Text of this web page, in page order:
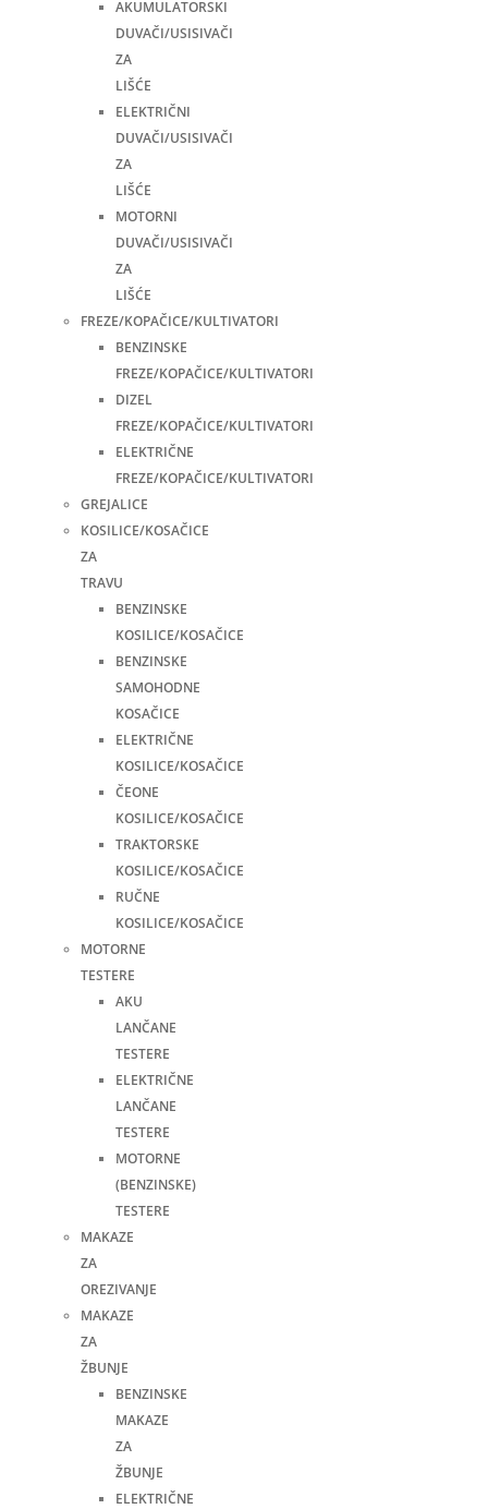
AKUMULATORSKI
DUVAČI/USISIVAČI
ZA
LIŠĆE
ELEKTRIČNI
DUVAČI/USISIVAČI
ZA
LIŠĆE
MOTORNI
DUVAČI/USISIVAČI
ZA
LIŠĆE
FREZE/KOPAČICE/KULTIVATORI
BENZINSKE
FREZE/KOPAČICE/KULTIVATORI
DIZEL
FREZE/KOPAČICE/KULTIVATORI
ELEKTRIČNE
FREZE/KOPAČICE/KULTIVATORI
GREJALICE
KOSILICE/KOSAČICE
ZA
TRAVU
BENZINSKE
KOSILICE/KOSAČICE
BENZINSKE
SAMOHODNE
KOSAČICE
ELEKTRIČNE
KOSILICE/KOSAČICE
ČEONE
KOSILICE/KOSAČICE
TRAKTORSKE
KOSILICE/KOSAČICE
RUČNE
KOSILICE/KOSAČICE
MOTORNE
TESTERE
AKU
LANČANE
TESTERE
ELEKTRIČNE
LANČANE
TESTERE
MOTORNE
(BENZINSKE)
TESTERE
MAKAZE
ZA
OREZIVANJE
MAKAZE
ZA
ŽBUNJE
BENZINSKE
MAKAZE
ZA
ŽBUNJE
ELEKTRIČNE